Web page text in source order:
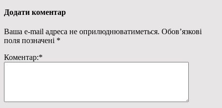
Додати коментар
Ваша e-mail адреса не оприлюднюватиметься. Обов’язкові
поля позначені *
Коментар:*